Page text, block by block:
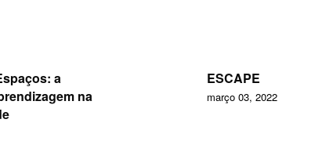
a
na
ESCAPE
março 03, 2022